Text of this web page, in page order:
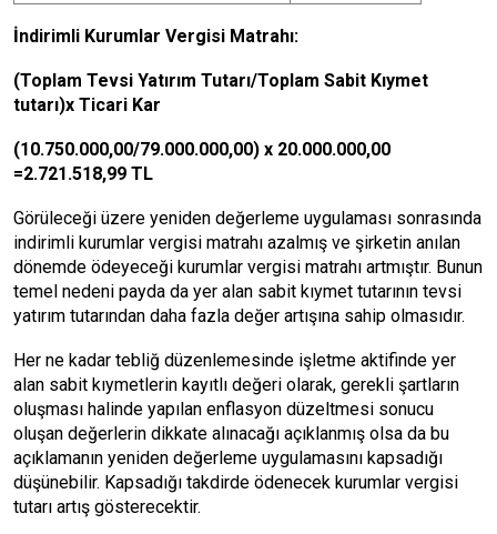
İndirimli Kurumlar Vergisi Matrahı:
(Toplam Tevsi Yatırım Tutarı/Toplam Sabit Kıymet
tutarı)x Ticari Kar
(10.750.000,00/79.000.000,00) x 20.000.000,00
=2.721.518,99 TL
Görüleceği üzere yeniden değerleme uygulaması sonrasında
indirimli kurumlar vergisi matrahı azalmış ve şirketin anılan
dönemde ödeyeceği kurumlar vergisi matrahı artmıştır. Bunun
temel nedeni payda da yer alan sabit kıymet tutarının tevsi
yatırım tutarından daha fazla değer artışına sahip olmasıdır.
Her ne kadar tebliğ düzenlemesinde işletme aktifinde yer
alan sabit kıymetlerin kayıtlı değeri olarak, gerekli şartların
oluşması halinde yapılan enflasyon düzeltmesi sonucu
oluşan değerlerin dikkate alınacağı açıklanmış olsa da bu
açıklamanın yeniden değerleme uygulamasını kapsadığı
düşünebilir. Kapsadığı takdirde ödenecek kurumlar vergisi
tutarı artış gösterecektir.